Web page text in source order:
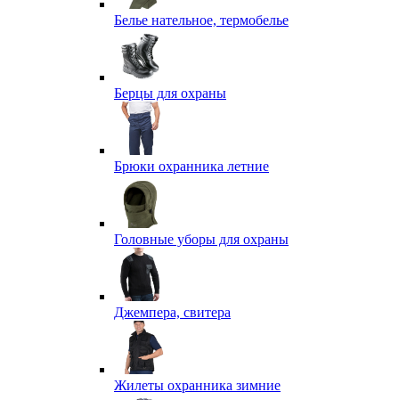
Белье нательное, термобелье
Берцы для охраны
Брюки охранника летние
Головные уборы для охраны
Джемпера, свитера
Жилеты охранника зимние